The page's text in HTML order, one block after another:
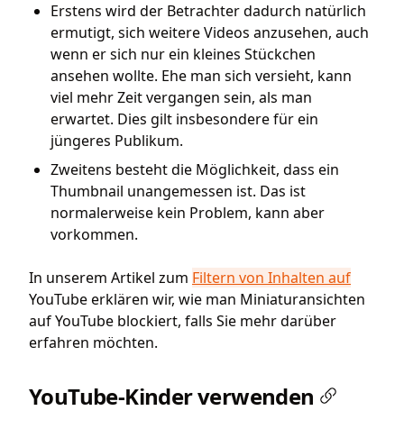
Erstens wird der Betrachter dadurch natürlich
ermutigt, sich weitere Videos anzusehen, auch
wenn er sich nur ein kleines Stückchen
ansehen wollte. Ehe man sich versieht, kann
viel mehr Zeit vergangen sein, als man
erwartet. Dies gilt insbesondere für ein
jüngeres Publikum.
Zweitens besteht die Möglichkeit, dass ein
Thumbnail unangemessen ist. Das ist
normalerweise kein Problem, kann aber
vorkommen.
In unserem Artikel zum Filtern von Inhalten auf
YouTube erklären wir, wie man Miniaturansichten
auf YouTube blockiert, falls Sie mehr darüber
erfahren möchten.
YouTube-Kinder verwenden